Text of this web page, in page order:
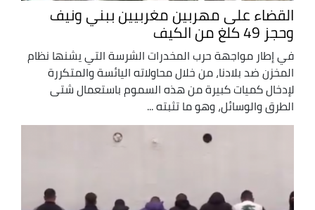
القضاء على مهربين مغربيين ببني ونيف
وحجز 49 كلغ من الكيف
في إطار مواجهة حرب المخدرات الشرسة التي يشنها نظام
المخزن ضد بلادنا، من خلال محاولاته اليائسة والمتكررة
لإدخال كميات كبيرة من هذه السموم باستعمال شتى
الطرق والوسائل، وهو ما تثبته ...